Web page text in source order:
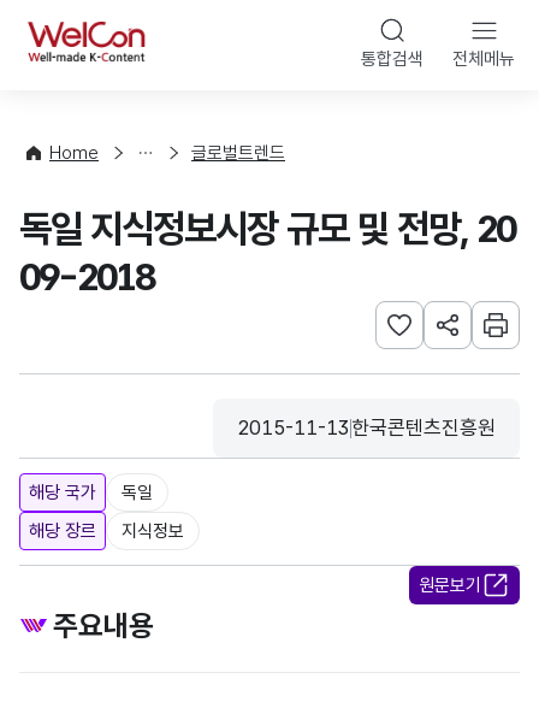
WelCon 통합검색 전체메뉴
Home
향
계
글로벌트렌드
독일 지식정보시장 규모 및 전망, 20
09-2018
관심사 등록하기
URL 공유하
인쇄
등록일
2015-11-13
수집기관
한국콘텐츠진흥원
해당 국가
독일
해당 장르
지식정보
원문보기
주요내용